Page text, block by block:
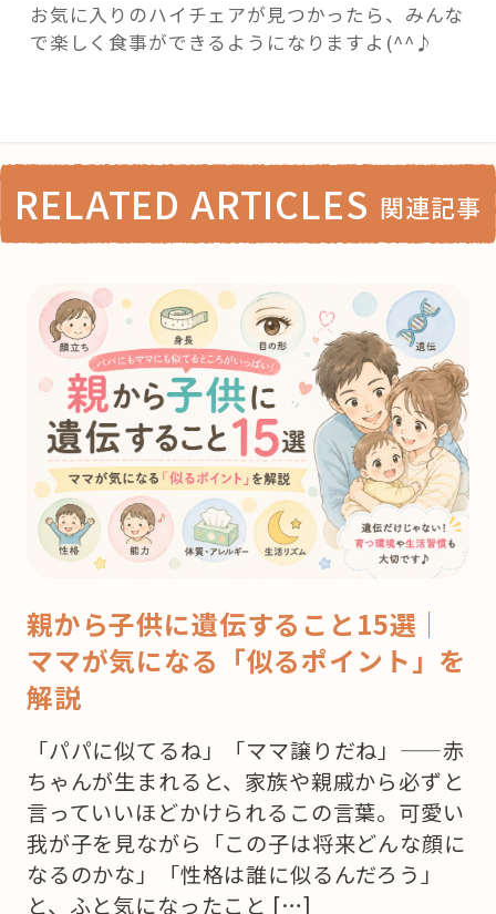
お気に入りのハイチェアが見つかったら、みんな
で楽しく食事ができるようになりますよ(^^♪
RELATED ARTICLES 関連記事
親から子供に遺伝すること15選｜
ママが気になる「似るポイント」を
解説
「パパに似てるね」「ママ譲りだね」——赤
ちゃんが生まれると、家族や親戚から必ずと
言っていいほどかけられるこの言葉。可愛い
我が子を見ながら「この子は将来どんな顔に
なるのかな」「性格は誰に似るんだろう」
と、ふと気になったこと […]